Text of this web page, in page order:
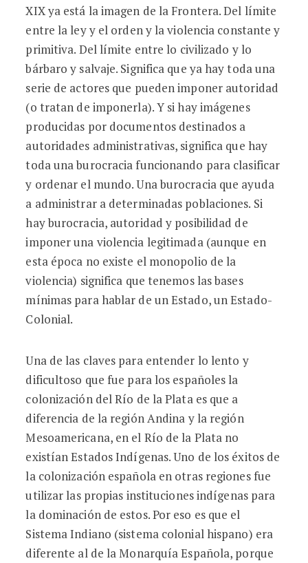
XIX ya está la imagen de la Frontera. Del límite
entre la ley y el orden y la violencia constante y
primitiva. Del límite entre lo civilizado y lo
bárbaro y salvaje. Significa que ya hay toda una
serie de actores que pueden imponer autoridad
(o tratan de imponerla). Y si hay imágenes
producidas por documentos destinados a
autoridades administrativas, significa que hay
toda una burocracia funcionando para clasificar
y ordenar el mundo. Una burocracia que ayuda
a administrar a determinadas poblaciones. Si
hay burocracia, autoridad y posibilidad de
imponer una violencia legitimada (aunque en
esta época no existe el monopolio de la
violencia) significa que tenemos las bases
mínimas para hablar de un Estado, un Estado-
Colonial.
Una de las claves para entender lo lento y
dificultoso que fue para los españoles la
colonización del Río de la Plata es que a
diferencia de la región Andina y la región
Mesoamericana, en el Río de la Plata no
existían Estados Indígenas. Uno de los éxitos de
la colonización española en otras regiones fue
utilizar las propias instituciones indígenas para
la dominación de estos. Por eso es que el
Sistema Indiano (sistema colonial hispano) era
diferente al de la Monarquía Española, porque